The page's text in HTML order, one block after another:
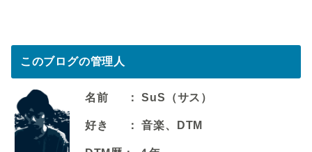
このブログの管理人
名前 ： SuS（サス）
好き ： 音楽、DTM